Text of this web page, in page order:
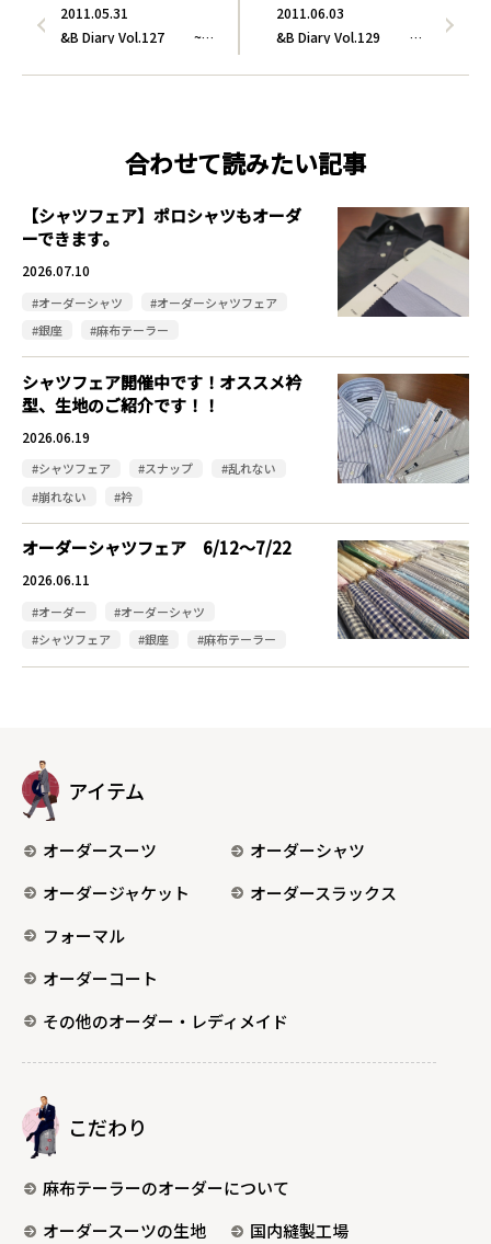
2011.06.03
&B Diary Vol.129 …
2011.05.31
&B Diary Vol.127 ~…
合わせて読みたい記事
【シャツフェア】ポロシャツもオーダ
ーできます。
2026.07.10
#オーダーシャツ
#オーダーシャツフェア
#銀座
#麻布テーラー
シャツフェア開催中です！オススメ衿
型、生地のご紹介です！！
2026.06.19
#シャツフェア #スナップ
#乱れない
#崩れない
#衿
オーダーシャツフェア 6/12～7/22
2026.06.11
#オーダー
#オーダーシャツ
#シャツフェア
#銀座 #麻布テーラー
アイテム
オーダースーツ
オーダーシャツ
オーダージャケット
オーダースラックス
フォーマル
オーダーコート
その他のオーダー・レディメイド
こだわり
麻布テーラーのオーダーについて
オーダースーツの生地
国内縫製工場